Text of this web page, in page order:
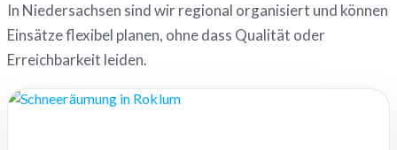
In Niedersachsen sind wir regional organisiert und können
Einsätze flexibel planen, ohne dass Qualität oder
Erreichbarkeit leiden.